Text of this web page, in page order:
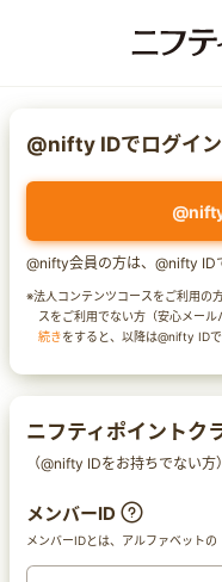
@nifty IDでログイン
@nifty会員の方は、@nifty ID
※法人コンテンツコースをご利用の
スをご利用でない方（安心メール
続きをすると、以降は@nifty ID
ニフティポイントク
（@nifty IDをお持ちでない方）
メンバーID
メンバーIDとは、アルファベットの